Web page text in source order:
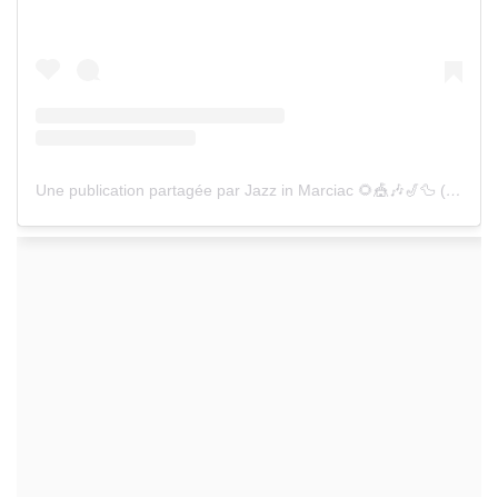
Une publication partagée par Jazz in Marciac 🌻🎪🎶🎷🦆 (@jazz_in_marciac)